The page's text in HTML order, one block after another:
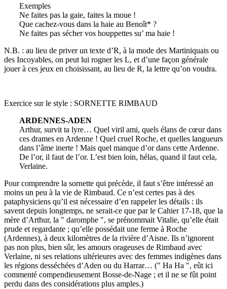
Exemples
Ne faites pas la gaie, faites la moue !
Que cachez-vous dans la haie au Benoît* ?
Ne faites pas sécher vos houppettes su’ ma haie !
N.B. : au lieu de priver un texte d’R, à la mode des Martiniquais ou
des Incoyables, on peut lui rogner les L, et d’une façon générale
jouer à ces jeux en choisissant, au lieu de R, la lettre qu’on voudra.
Exercice sur le style : SORNETTE RIMBAUD
ARDENNES-ADEN
Arthur, survit ta lyre… Quel viril ami, quels élans de cœur dans
ces drames en Ardenne ! Quel cruel Roche, et quelles langueurs
dans l’âme inerte ! Mais quel manque d’or dans cette Ardenne.
De l’or, il faut de l’or. L’est bien loin, hélas, quand il faut cela,
Verlaine.
Pour comprendre la sornette qui précède, il faut s’être intéressé an
moins un peu à la vie de Rimbaud. Ce n’est certes pas à des
pataphysiciens qu’il est nécessaire d’en rappeler les détails : ils
savent depuis longtemps, ne serait-ce que par le Cahier 17-18, que la
mère d’Arthur, la " daromphe ", se prénommait Vitalie, qu’elle était
prude et regardante ; qu’elle possédait une ferme à Roche
(Ardennes), à deux kilomètres de la rivière d’Aisne. Ils n’ignorent
pas non plus, bien sûr, les amours orageuses de Rimbaud avec
Verlaine, ni ses relations ultérieures avec des femmes indigènes dans
les régions desséchées d’Aden ou du Harrar… (" Ha Ha ", eût ici
commenté compendieusement Bosse-de-Nage ; et il ne se fût point
perdu dans des considérations plus amples.)